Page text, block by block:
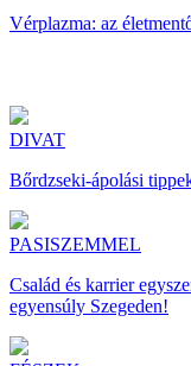
Vérplazma: az
DIVAT
Bőrdzseki-ápolási
PASISZEMMEL
Család és karrier
egyensúly Szegeden!